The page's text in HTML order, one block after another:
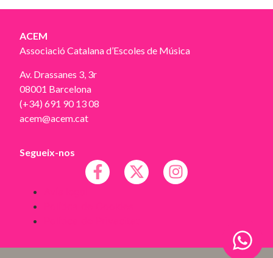
ACEM
Associació Catalana d’Escoles de Música
Av. Drassanes 3, 3r
08001 Barcelona
(+34) 691 90 13 08
acem@acem.cat
Segueix-nos